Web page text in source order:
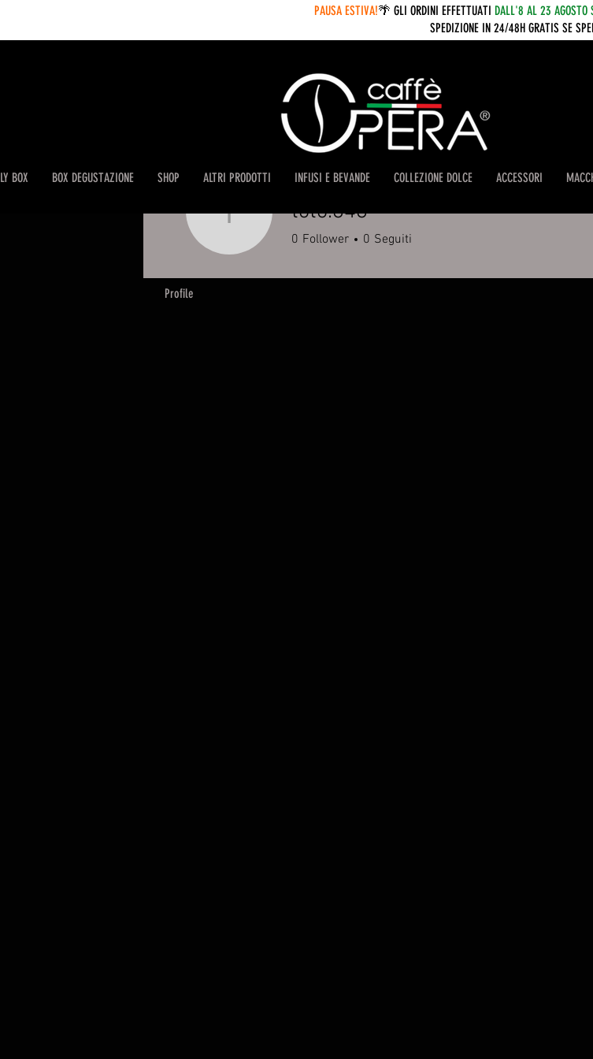
BOX BOX DEGUSTAZIONE SHOP ALTRI PRODOTTI INFUSI E BEVANDE COLLEZIONE DOLCE ACCESSORI
PAUSA ESTIVA!🌴 GLI ORDINI EFFETTUATI DALL'8 AL 23 AGOSTO
SPEDIZIONE IN 24/48H GRATIS SE
toto.848toto.848
0 Follower 0 Seguiti
Profile